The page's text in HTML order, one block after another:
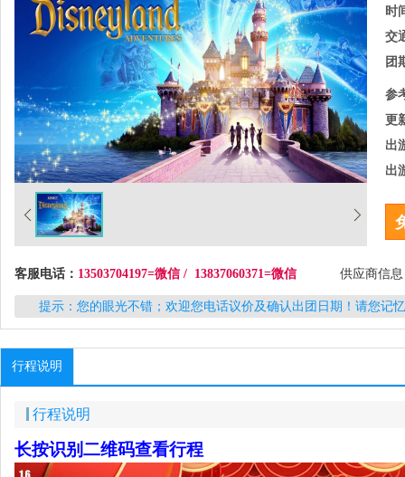
时
交
团
参
更
出
出
客服电话： 13503704197=微信 / 13837060371=微信 供应商信
提示：您的眼光不错；欢迎您电话议价及确认出团日期！请您记
行程说明
行程说明
长按识别二维码查看行程